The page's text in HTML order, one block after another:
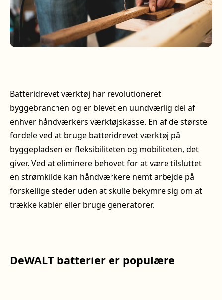
Batteridrevet værktøj har revolutioneret
byggebranchen og er blevet en uundværlig del af
enhver håndværkers værktøjskasse. En af de største
fordele ved at bruge batteridrevet værktøj på
byggepladsen er fleksibiliteten og mobiliteten, det
giver. Ved at eliminere behovet for at være tilsluttet
en strømkilde kan håndværkere nemt arbejde på
forskellige steder uden at skulle bekymre sig om at
trække kabler eller bruge generatorer.
DeWALT batterier er populære